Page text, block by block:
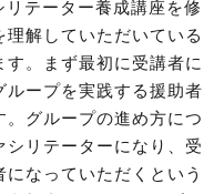
テーター養成講座を修
解していただいている
。まず最初に受講者に
ループを実践する援助者
グループの進め方につ
リテーターになり、受
なっていただくという